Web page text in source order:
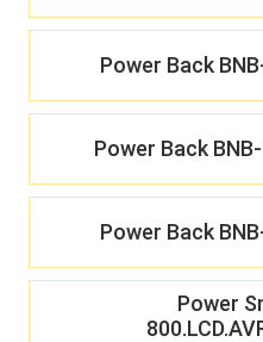
Power Back
Power Back
Power Back
Power